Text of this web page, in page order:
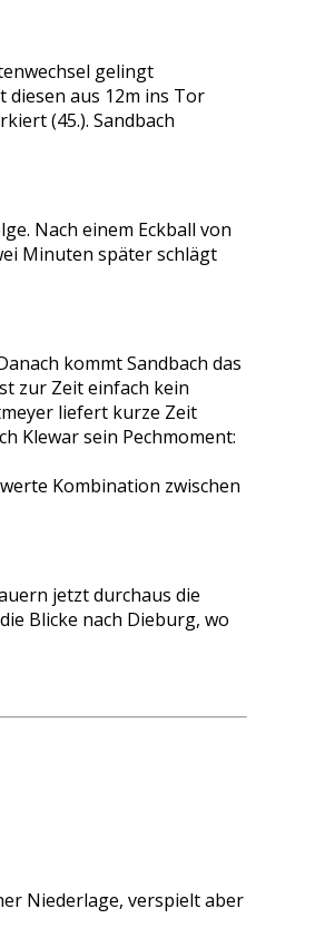
gelingt
diesen aus 12m ins Tor
(45.). Sandbach
Nach einem Eckball von
Minuten später schlägt
kommt Sandbach das
zur Zeit einfach kein
liefert kurze Zeit
Klewar sein Pechmoment:
Kombination zwischen
jetzt durchaus die
Blicke nach Dieburg, wo
Niederlage, verspielt aber